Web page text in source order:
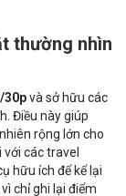
thường nhìn
30pvà sở hữu các
Điều này giúp
rộng lớn cho
các travel
hữu ích để kể lại
chỉ ghi lại điểm